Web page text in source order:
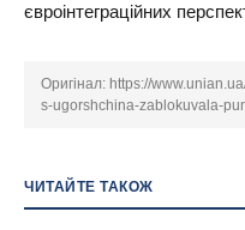
євроінтеграційних
Оригінал: https://
s-ugorshchina-zablokuvala-
ЧИТАЙТЕ ТАКОЖ